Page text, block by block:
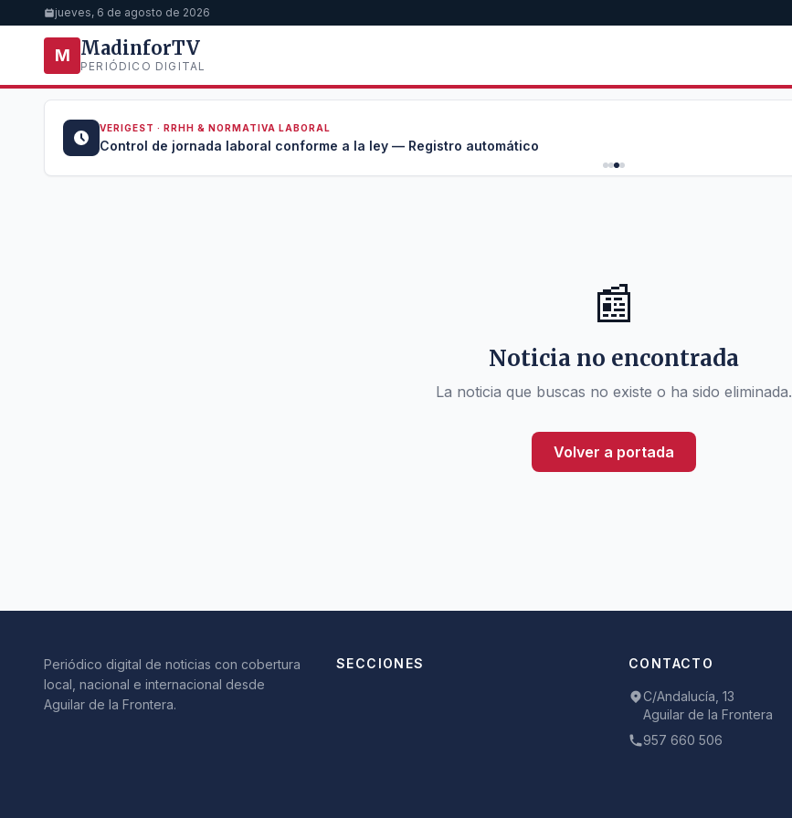
jueves, 6 de agosto de 2026
M MadinforTV
PERIÓDICO DIGITAL
VERIGEST · RRHH & NORMATIVA LABORAL
Control de jornada laboral conforme a la ley — Registro automático
📰
Noticia no encontrada
La noticia que buscas no existe o ha sido eliminada.
Volver a portada
Periódico digital de noticias con cobertura
local, nacional e internacional desde
Aguilar de la Frontera.
SECCIONES CONTACTO
C/Andalucía, 13
Aguilar de la Frontera
957 660 506